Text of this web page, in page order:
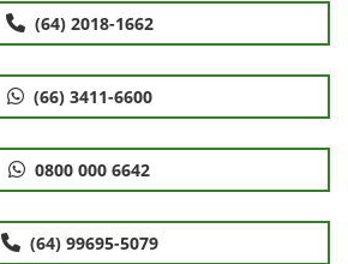
(64) 2018-1662
(66) 3411-6600
0800 000 6642
(64) 99695-5079